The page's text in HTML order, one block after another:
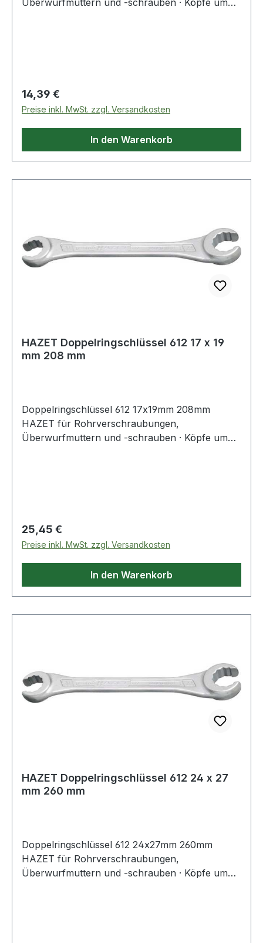
Regulärer Preis:
14,39 €
Preise inkl. MwSt. zzgl. Versandkosten
In den Warenkorb
HAZET Doppelringschlüssel 612 17 x 19
mm 208 mm
Doppelringschlüssel 612 17x19mm 208mm
HAZET für Rohrverschraubungen,
Überwurfmuttern und -schrauben · Köpfe um
Regulärer Preis:
25,45 €
Preise inkl. MwSt. zzgl. Versandkosten
In den Warenkorb
HAZET Doppelringschlüssel 612 24 x 27
mm 260 mm
Doppelringschlüssel 612 24x27mm 260mm
HAZET für Rohrverschraubungen,
Überwurfmuttern und -schrauben · Köpfe um